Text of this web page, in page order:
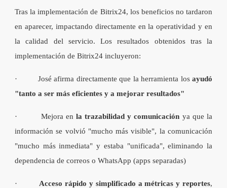
Tras la implementación de Bitrix24, los beneficios no tardaron
en aparecer, impactando directamente en la operatividad y en
la calidad del servicio. Los resultados obtenidos tras la
implementación de Bitrix24 incluyeron:
· José afirma directamente que la herramienta los ayudó
"tanto a ser más eficientes y a mejorar resultados"
· Mejora en la trazabilidad y comunicación ya que la
información se volvió "mucho más visible", la comunicación
"mucho más inmediata" y estaba "unificada", eliminando la
dependencia de correos o WhatsApp (apps separadas)
· Acceso rápido y simplificado a métricas y reportes,